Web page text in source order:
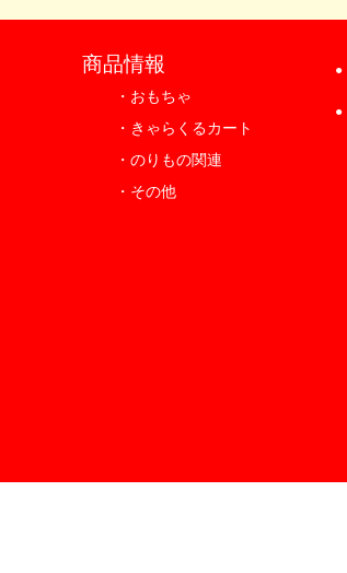
商品情報
・おもちゃ
・きゃらくるカート
・のりもの関連
・その他
●
●